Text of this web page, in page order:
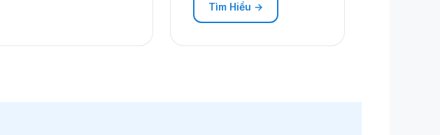
Tìm Hiểu →